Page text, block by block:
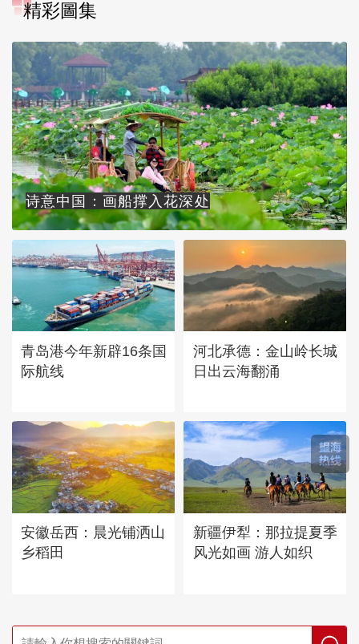
精彩圖集
诗意中国：画船撑入花深处
青岛港今年新辟16条国
际航线
河北承德：金山岭长城
日出云海翻涌
安徽岳西：晨光铺洒山
乡稻田
新疆伊犁：那拉提夏季
风光如画 游人如织